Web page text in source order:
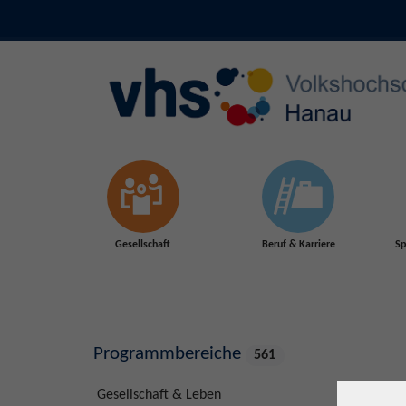
Gesellschaft Beruf & Karriere
Programmbereiche 561
Gesellschaft & Leben